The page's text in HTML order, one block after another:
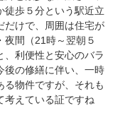
徒歩５分という駅近立
だけで、周囲は住宅が
夜間（21時～翌朝５
、利便性と安心のバラ
後の修繕に伴い、一時
る物件ですが、それも
考えている証ですね